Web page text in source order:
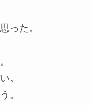
った。
。
。